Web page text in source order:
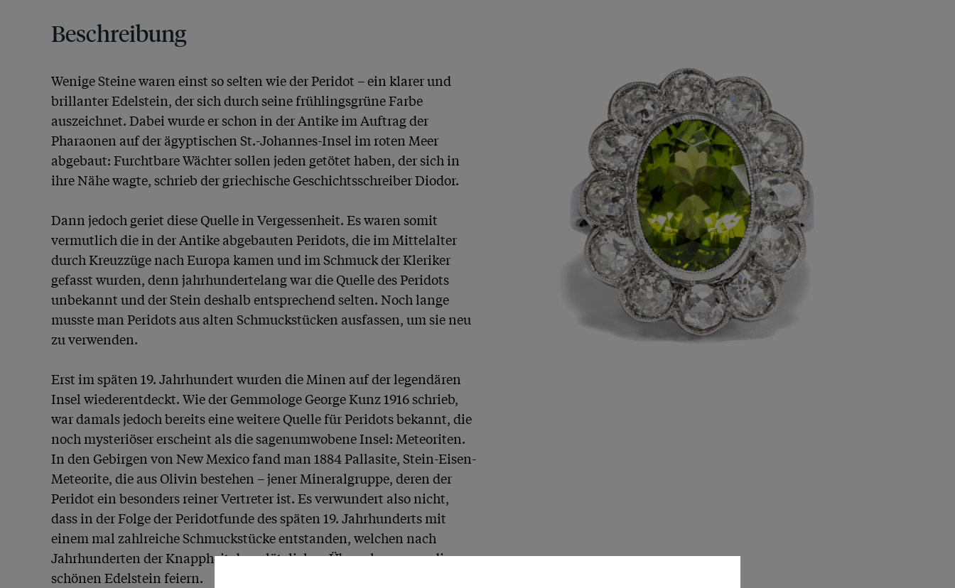
Beschreibung
Wenige Steine waren einst so selten wie der Peridot – ein klarer und
brillanter Edelstein, der sich durch seine frühlingsgrüne Farbe
auszeichnet. Dabei wurde er schon in der Antike im Auftrag der
Pharaonen auf der ägyptischen St.-Johannes-Insel im roten Meer
abgebaut: Furchtbare Wächter sollen jeden getötet haben, der sich in
ihre Nähe wagte, schrieb der griechische Geschichtsschreiber Diodor.
Dann jedoch geriet diese Quelle in Vergessenheit. Es waren somit
vermutlich die in der Antike abgebauten Peridots, die im Mittelalter
durch Kreuzzüge nach Europa kamen und im Schmuck der Kleriker
gefasst wurden, denn jahrhundertelang war die Quelle des Peridots
unbekannt und der Stein deshalb entsprechend selten. Noch lange
musste man Peridots aus alten Schmuckstücken ausfassen, um sie neu
zu verwenden.
Erst im späten 19. Jahrhundert wurden die Minen auf der legendären
Insel wiederentdeckt. Wie der Gemmologe George Kunz 1916 schrieb,
war damals jedoch bereits eine weitere Quelle für Peridots bekannt, die
noch mysteriöser erscheint als die sagenumwobene Insel: Meteoriten.
In den Gebirgen von New Mexico fand man 1884 Pallasite, Stein-Eisen-
Meteorite, die aus Olivin bestehen – jener Mineralgruppe, deren der
Peridot ein besonders reiner Vertreter ist. Es verwundert also nicht,
dass in der Folge der Peridotfunde des späten 19. Jahrhunderts mit
einem mal zahlreiche Schmuckstücke entstanden, welchen nach
Jahrhunderten der Knappheit den plötzlichen Überschwang an diesem
schönen Edelstein feiern.